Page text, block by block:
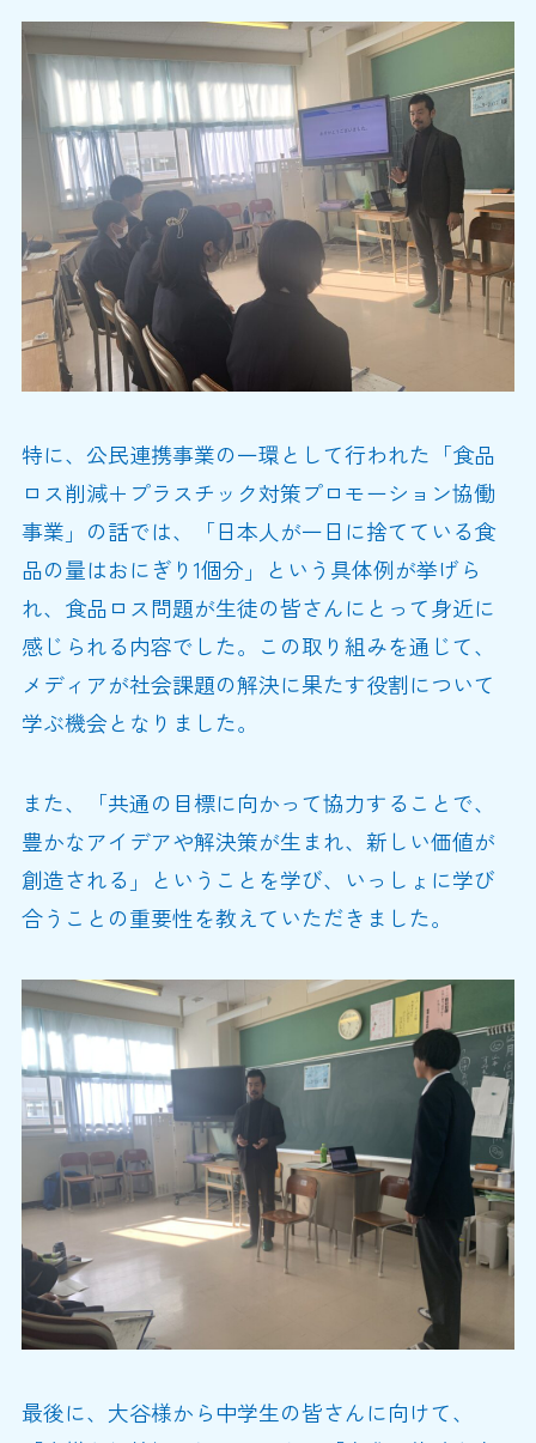
特に、公民連携事業の一環として行われた「食品
ロス削減＋プラスチック対策プロモーション協働
事業」の話では、「日本人が一日に捨てている食
品の量はおにぎり1個分」という具体例が挙げら
れ、食品ロス問題が生徒の皆さんにとって身近に
感じられる内容でした。この取り組みを通じて、
メディアが社会課題の解決に果たす役割について
学ぶ機会となりました。
また、「共通の目標に向かって協力することで、
豊かなアイデアや解決策が生まれ、新しい価値が
創造される」ということを学び、いっしょに学び
合うことの重要性を教えていただきました。
最後に、大谷様から中学生の皆さんに向けて、